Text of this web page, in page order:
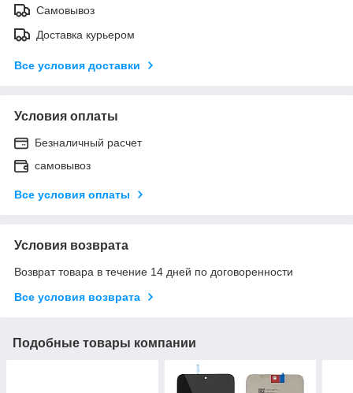
Самовывоз
Доставка курьером
Все условия доставки
Условия оплаты
Безналичный расчет
самовывоз
Все условия оплаты
Условия возврата
Возврат товара в течение 14 дней по договоренности
Все условия возврата
Подобные товары компании